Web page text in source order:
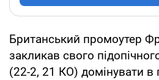
Британський промоутер
закликав свого
(22-2, 21 КО) домінувати в